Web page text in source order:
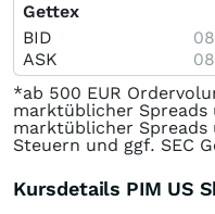
Gettex
BID
ASK
*ab 500 EUR
marktüblicher
marktüblicher Spreads
Steuern und ggf. SEC
Kursdetails PIM US